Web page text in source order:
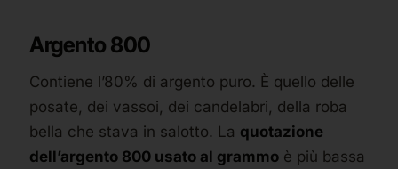
Argento 800
Contiene l’80% di argento puro. È quello delle
posate, dei vassoi, dei candelabri, della roba
bella che stava in salotto. La quotazione
dell’argento 800 usato al grammo è più bassa